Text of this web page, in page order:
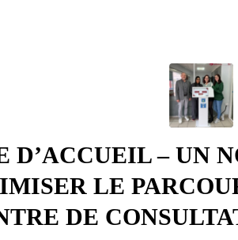
D’ACCUEIL – UN
LE
DE